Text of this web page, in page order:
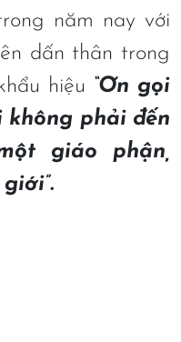
năm nay với
dấn thân trong
hiệu “Ơn gọi
phải đến
giáo phận,